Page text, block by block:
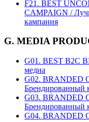
F21. BEST
CAMPAIGN /
кампания
G. MEDIA
G01. BEST B2C
медиа
G02. BRANDED
Брендированный
G03. BRANDED
Брендированный
G04. BRANDED